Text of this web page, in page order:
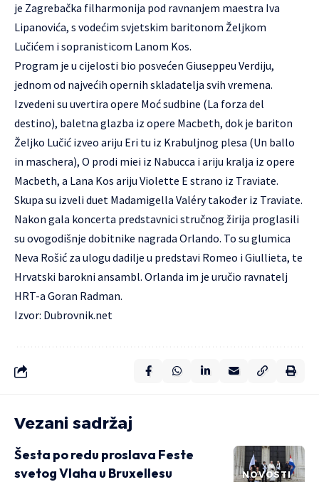
je Zagrebačka filharmonija pod ravnanjem maestra Iva
Lipanovića, s vodećim svjetskim baritonom Željkom
Lučićem i sopranisticom Lanom Kos.
Program je u cijelosti bio posvećen Giuseppeu Verdiju,
jednom od najvećih opernih skladatelja svih vremena.
Izvedeni su uvertira opere Moć sudbine (La forza del
destino), baletna glazba iz opere Macbeth, dok je bariton
Željko Lučić izveo ariju Eri tu iz Krabuljnog plesa (Un ballo
in maschera), O prodi miei iz Nabucca i ariju kralja iz opere
Macbeth, a Lana Kos ariju Violette E strano iz Traviate.
Skupa su izveli duet Madamigella Valéry također iz Traviate.
Nakon gala koncerta predstavnici stručnog žirija proglasili
su ovogodišnje dobitnike nagrada Orlando. To su glumica
Neva Rošić za ulogu dadilje u predstavi Romeo i Giullieta, te
Hrvatski barokni ansambl. Orlanda im je uručio ravnatelj
HRT-a Goran Radman.
Izvor: Dubrovnik.net
Vezani sadržaj
NOVOSTI
Šesta po redu proslava Feste
svetog Vlaha u Bruxellesu